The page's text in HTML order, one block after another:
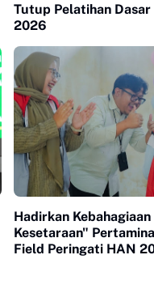
Tutup Pelatihan Dasar
2026
Hadirkan Kebahagiaan
Kesetaraan"
Field Peringati HAN